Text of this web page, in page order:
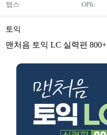
텝스
OPIc
토익
맨처음 토익 LC 실력편 800+